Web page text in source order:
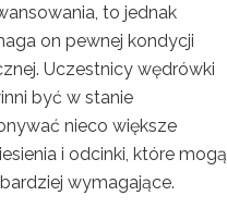
to jednak
on pewnej kondycji
Uczestnicy wędrówki
być w stanie
nieco większe
i odcinki, które mogą
wymagające.